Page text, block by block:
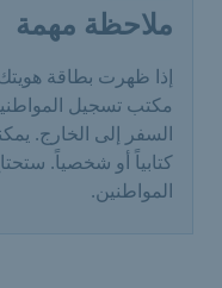
ملاحظة مهمة
إذا ظهرت بطاقة
مكتب تسجيل
السفر إلى الخارج.
كتابياً أو شخصياً.
المواطنين.